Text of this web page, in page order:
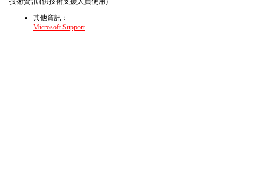
其他資訊：
Microsoft Support